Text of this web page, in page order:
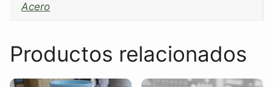
Acero
Productos relacionados